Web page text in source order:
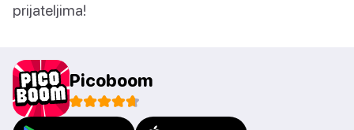
prijateljima!
Picoboom